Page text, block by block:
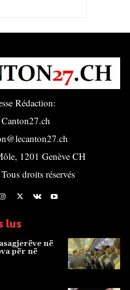
Rédaction:
1201 Genève CH
droits réservés
lus
në
për në